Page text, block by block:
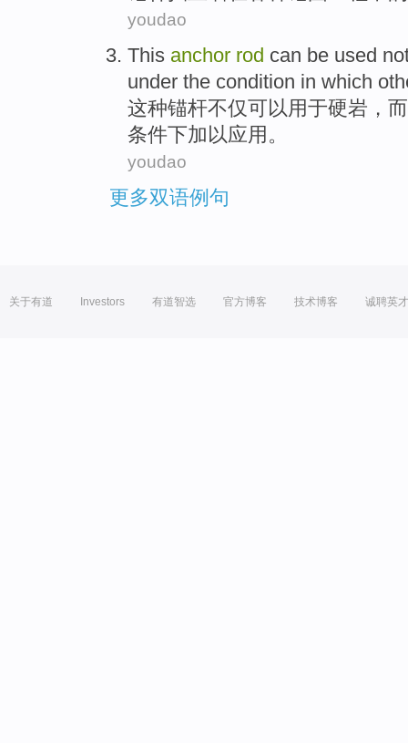
youdao
This anchor rod can be used
under the condition in which
这种锚杆不仅可以用于硬岩 ，
条件下加以应用。
youdao
更多双语例句
关于有道 Investors 有道智选 官方博客 技术博客 诚聘英才